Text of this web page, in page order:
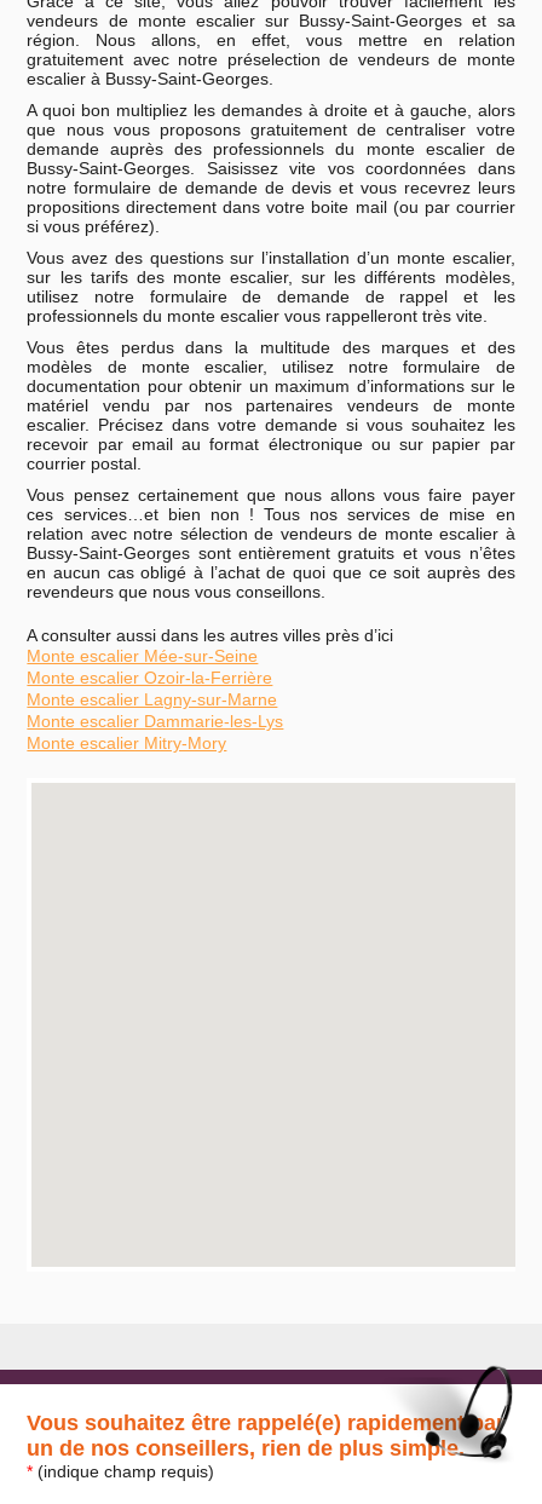
vendeurs de monte escalier sur Bussy-Saint-Georges et sa
région. Nous allons, en effet, vous mettre en relation
gratuitement avec notre préselection de vendeurs de monte
escalier à Bussy-Saint-Georges.
A quoi bon multipliez les demandes à droite et à gauche, alors
que nous vous proposons gratuitement de centraliser votre
demande auprès des professionnels du monte escalier de
Bussy-Saint-Georges. Saisissez vite vos coordonnées dans
notre formulaire de demande de devis et vous recevrez leurs
propositions directement dans votre boite mail (ou par courrier
si vous préférez).
Vous avez des questions sur l’installation d’un monte escalier,
sur les tarifs des monte escalier, sur les différents modèles,
utilisez notre formulaire de demande de rappel et les
professionnels du monte escalier vous rappelleront très vite.
Vous êtes perdus dans la multitude des marques et des
modèles de monte escalier, utilisez notre formulaire de
documentation pour obtenir un maximum d’informations sur le
matériel vendu par nos partenaires vendeurs de monte
escalier. Précisez dans votre demande si vous souhaitez les
recevoir par email au format électronique ou sur papier par
courrier postal.
Vous pensez certainement que nous allons vous faire payer
ces services…et bien non ! Tous nos services de mise en
relation avec notre sélection de vendeurs de monte escalier à
Bussy-Saint-Georges sont entièrement gratuits et vous n’êtes
en aucun cas obligé à l’achat de quoi que ce soit auprès des
revendeurs que nous vous conseillons.
A consulter aussi dans les autres villes près d’ici
Monte escalier Mée-sur-Seine
Monte escalier Ozoir-la-Ferrière
Monte escalier Lagny-sur-Marne
Monte escalier Dammarie-les-Lys
Monte escalier Mitry-Mory
Vous souhaitez être rappelé(e) rapidement par
un de nos conseillers, rien de plus simple.
* (indique champ requis)